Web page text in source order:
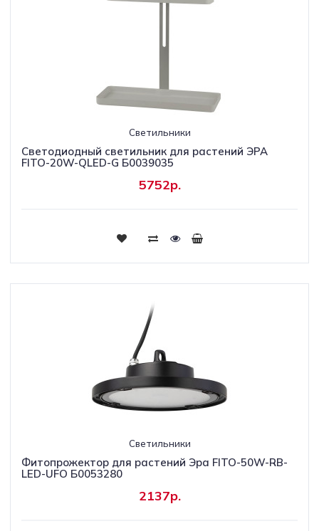
Светильники
Светодиодный светильник для растений ЭРА
FITO-20W-QLED-G Б0039035
5752р.
Светильники
Фитопрожектор для растений Эра FITO-50W-RB-
LED-UFO Б0053280
2137р.